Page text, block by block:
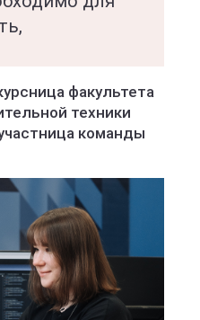
факультета
техники
команды